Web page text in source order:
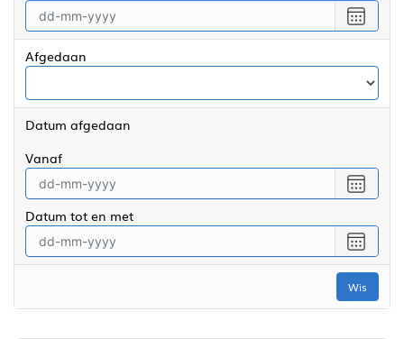
vanaf
een
tot
en
met
Afgedaan
Datum afgedaan
vanaf
een
vanaf
Datum tot en met
een
datum
tot
en
Wis